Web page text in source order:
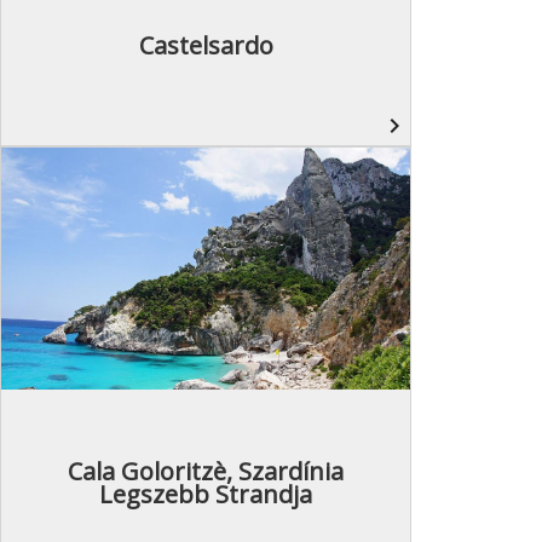
Castelsardo
navigate_next
Cala Goloritzè, Szardínia
Legszebb Strandja